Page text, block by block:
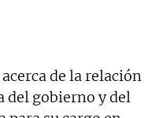
de la relación
del gobierno y del